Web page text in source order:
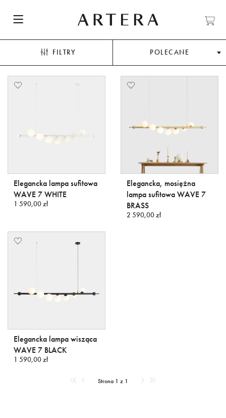
FILTRY POLECANE
Elegancka lampa sufitowa
WAVE 7 WHITE
1 590,00 zł
Elegancka, mosiężna
lampa sufitowa WAVE 7
BRASS
2 590,00 zł
Elegancka lampa wisząca
WAVE 7 BLACK
1 590,00 zł
Strona 1 z 1